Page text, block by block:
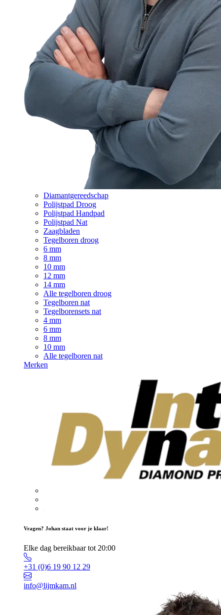
Diamantgereedschap
Polijstpad Droog
Polijstpad Handpad
Polijstpad Nat
Zaagbladen
Tegelboren droog
6 mm
8 mm
10 mm
12 mm
14 mm
Alle tegelboren droog
Tegelboren nat
Tegelborensets nat
4 mm
6 mm
8 mm
10 mm
Alle tegelboren nat
Merken
Vragen? Johan staat voor je klaar!
Elke dag bereikbaar tot 20:00
+31 (0)6 19 90 12 29
info@lijmkam.nl